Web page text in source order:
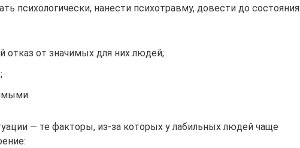
психологически, нанести психотравму, довести до состояния
отказ от значимых для них людей;
— те факторы, из-за которых у лабильных людей чаще